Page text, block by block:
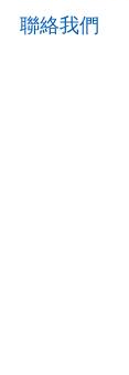
聯絡我們